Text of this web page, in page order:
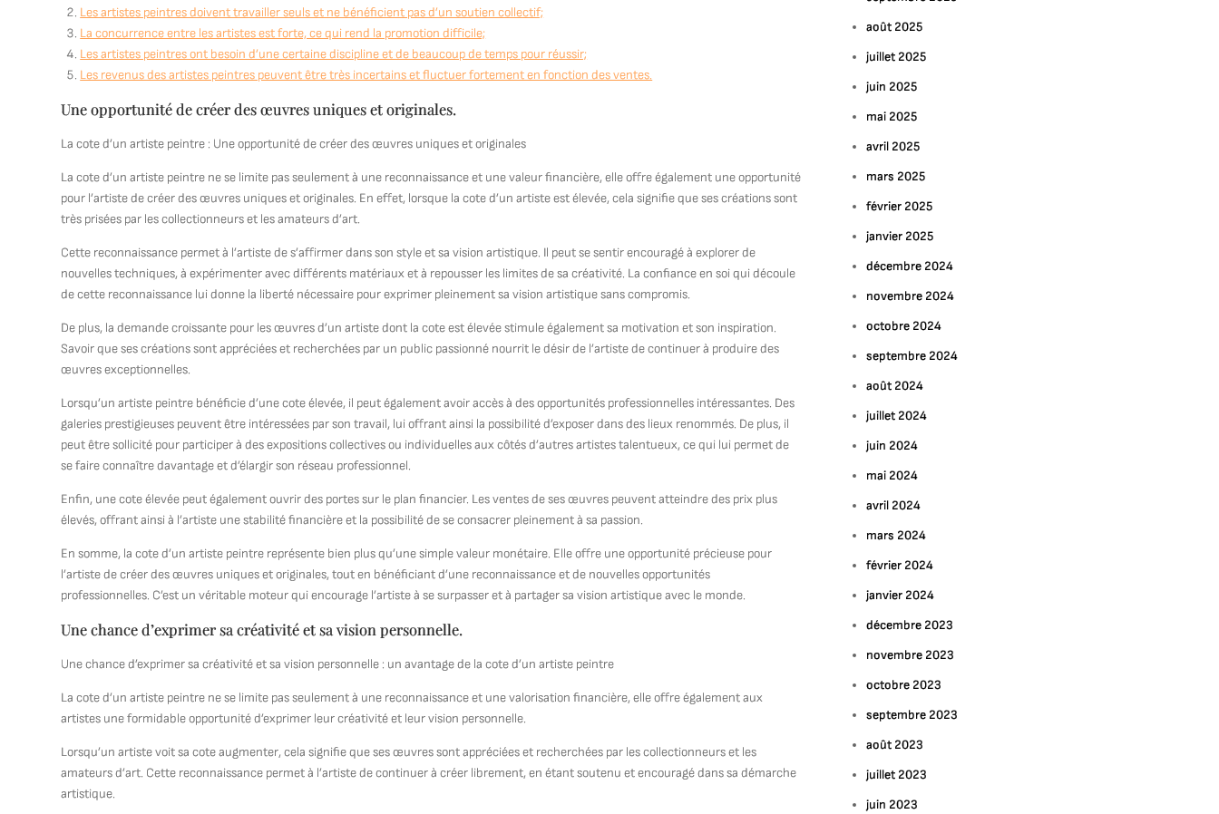
Les artistes peintres doivent travailler seuls et ne bénéficient pas d’un soutien collectif;
La concurrence entre les artistes est forte, ce qui rend la promotion difficile;
Les artistes peintres ont besoin d’une certaine discipline et de beaucoup de temps pour réussir;
Les revenus des artistes peintres peuvent être très incertains et fluctuer fortement en fonction des ventes.
Une opportunité de créer des œuvres uniques et originales.
La cote d’un artiste peintre : Une opportunité de créer des œuvres uniques et originales
La cote d’un artiste peintre ne se limite pas seulement à une reconnaissance et une valeur financière, elle offre également une opportunité
pour l’artiste de créer des œuvres uniques et originales. En effet, lorsque la cote d’un artiste est élevée, cela signifie que ses créations sont
très prisées par les collectionneurs et les amateurs d’art.
Cette reconnaissance permet à l’artiste de s’affirmer dans son style et sa vision artistique. Il peut se sentir encouragé à explorer de
nouvelles techniques, à expérimenter avec différents matériaux et à repousser les limites de sa créativité. La confiance en soi qui découle
de cette reconnaissance lui donne la liberté nécessaire pour exprimer pleinement sa vision artistique sans compromis.
De plus, la demande croissante pour les œuvres d’un artiste dont la cote est élevée stimule également sa motivation et son inspiration.
Savoir que ses créations sont appréciées et recherchées par un public passionné nourrit le désir de l’artiste de continuer à produire des
œuvres exceptionnelles.
Lorsqu’un artiste peintre bénéficie d’une cote élevée, il peut également avoir accès à des opportunités professionnelles intéressantes. Des
galeries prestigieuses peuvent être intéressées par son travail, lui offrant ainsi la possibilité d’exposer dans des lieux renommés. De plus, il
peut être sollicité pour participer à des expositions collectives ou individuelles aux côtés d’autres artistes talentueux, ce qui lui permet de
se faire connaître davantage et d’élargir son réseau professionnel.
Enfin, une cote élevée peut également ouvrir des portes sur le plan financier. Les ventes de ses œuvres peuvent atteindre des prix plus
élevés, offrant ainsi à l’artiste une stabilité financière et la possibilité de se consacrer pleinement à sa passion.
En somme, la cote d’un artiste peintre représente bien plus qu’une simple valeur monétaire. Elle offre une opportunité précieuse pour
l’artiste de créer des œuvres uniques et originales, tout en bénéficiant d’une reconnaissance et de nouvelles opportunités
professionnelles. C’est un véritable moteur qui encourage l’artiste à se surpasser et à partager sa vision artistique avec le monde.
Une chance d’exprimer sa créativité et sa vision personnelle.
Une chance d’exprimer sa créativité et sa vision personnelle : un avantage de la cote d’un artiste peintre
La cote d’un artiste peintre ne se limite pas seulement à une reconnaissance et une valorisation financière, elle offre également aux
artistes une formidable opportunité d’exprimer leur créativité et leur vision personnelle.
Lorsqu’un artiste voit sa cote augmenter, cela signifie que ses œuvres sont appréciées et recherchées par les collectionneurs et les
amateurs d’art. Cette reconnaissance permet à l’artiste de continuer à créer librement, en étant soutenu et encouragé dans sa démarche
artistique.
août 2025
juillet 2025
juin 2025
mai 2025
avril 2025
mars 2025
février 2025
janvier 2025
décembre 2024
novembre 2024
octobre 2024
septembre 2024
août 2024
juillet 2024
juin 2024
mai 2024
avril 2024
mars 2024
février 2024
janvier 2024
décembre 2023
novembre 2023
octobre 2023
septembre 2023
août 2023
juillet 2023
juin 2023